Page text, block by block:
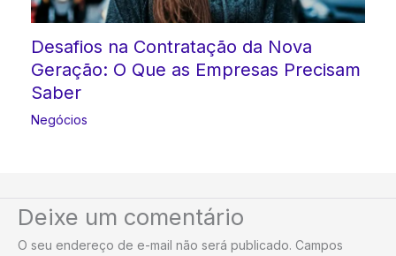
Desafios na Contratação da Nova
Geração: O Que as Empresas Precisam
Saber
Negócios
Deixe um comentário
O seu endereço de e-mail não será publicado. Campos